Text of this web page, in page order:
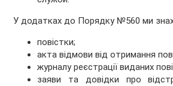
У додатках до Порядку №560 ми
повістки;
акта відмови від отримання
журналу реєстрації виданих
заяви та довідки про